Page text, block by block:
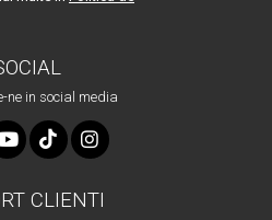
ne in social media
CLIENTI